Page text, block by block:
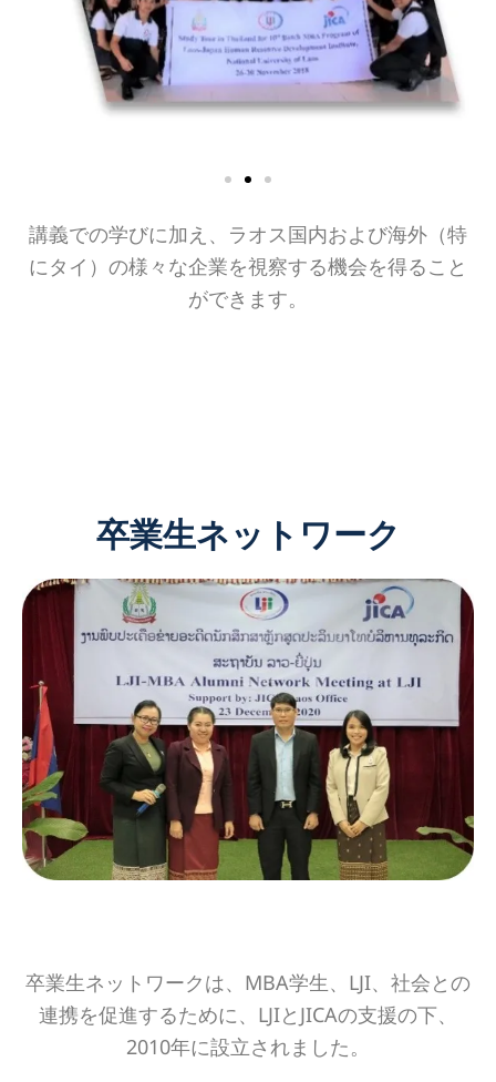
講義での学びに加え、ラオス国内および海外（特
にタイ）の様々な企業を視察する機会を得ること
ができます。
卒業生ネットワーク
卒業生ネットワークは、MBA学生、LJI、社会との
連携を促進するために、LJIとJICAの支援の下、
2010年に設立されました。